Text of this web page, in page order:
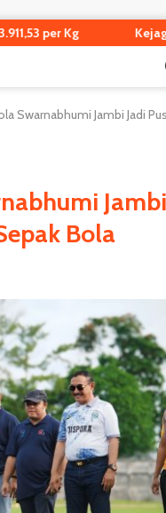
Kejagung
Swarnabhumi Jambi Jadi
Jambi
Bola